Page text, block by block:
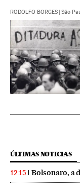
RODOLFO BORGES São
ÚLTIMAS NOTICIAS
12:15 Bolsonaro, a